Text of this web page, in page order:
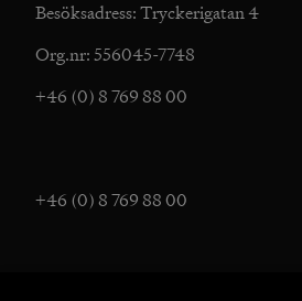
Besöksadress: Tryckerigatan 4
Org.nr: 556045-7748
+46 (0) 8 769 88 00
+46 (0) 8 769 88 00